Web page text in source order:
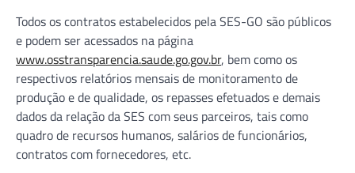
Todos os contratos estabelecidos pela SES-GO são públicos
e podem ser acessados na página
www.osstransparencia.saude.go.gov.br, bem como os
respectivos relatórios mensais de monitoramento de
produção e de qualidade, os repasses efetuados e demais
dados da relação da SES com seus parceiros, tais como
quadro de recursos humanos, salários de funcionários,
contratos com fornecedores, etc.